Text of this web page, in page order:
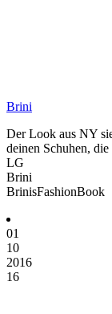
Brini
Der Look aus NY
deinen Schuhen,
LG
Brini
BrinisFashionBook
01
10
2016
16